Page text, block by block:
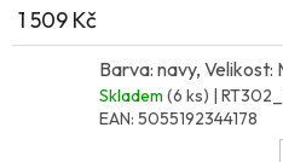
1 509 Kč
Barva: navy, Velikost:
Skladem (6 ks) |
EAN: 5055192344178